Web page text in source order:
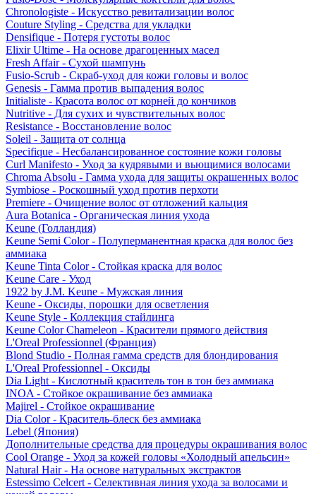
Chronologiste - Искусство ревитализации волос
Couture Styling - Средства для укладки
Densifique - Потеря густоты волос
Elixir Ultime - На основе драгоценных масел
Fresh Affair - Сухой шампунь
Fusio-Scrub - Скраб-уход для кожи головы и волос
Genesis - Гамма против выпадения волос
Initialiste - Красота волос от корней до кончиков
Nutritive - Для сухих и чувствительных волос
Resistance - Восстановление волос
Soleil - Защита от солнца
Specifique - Несбалансированное состояние кожи головы
Curl Manifesto - Уход за кудрявыми и вьющимися волосами
Chroma Absolu - Гамма ухода для защиты окрашенных волос
Symbiose - Роскошный уход против перхоти
Premiere - Очищение волос от отложений кальция
Aura Botanica - Органическая линия ухода
Keune (Голландия)
Keune Semi Color - Полуперманентная краска для волос без
аммиака
Keune Tinta Color - Стойкая краска для волос
Keune Care - Уход
1922 by J.M. Keune - Мужская линия
Keune - Оксиды, порошки для осветления
Keune Style - Коллекция стайлинга
Keune Color Chameleon - Красители прямого действия
L'Oreal Professionnel (Франция)
Blond Studio - Полная гамма средств для блондирования
L'Oreal Professionnel - Оксиды
Dia Light - Кислотный краситель тон в тон без аммиака
INOA - Стойкое окрашивание без аммиака
Majirel - Стойкое окрашивание
Dia Color - Краситель-блеск без аммиака
Lebel (Япония)
Дополнительные средства для процедуры окрашивания волос
Cool Orange - Уход за кожей головы «Холодный апельсин»
Natural Hair - На основе натуральных экстрактов
Estessimo Celcert - Селективная линия ухода за волосами и